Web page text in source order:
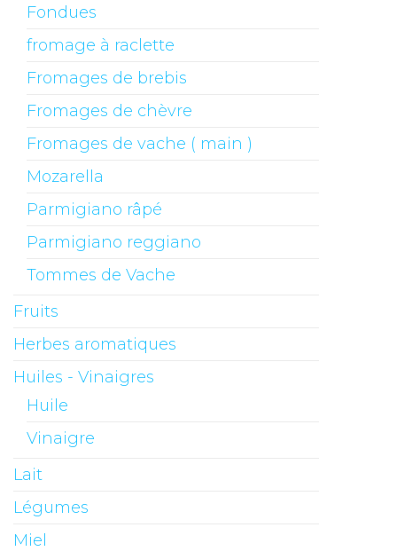
Fondues
fromage à raclette
Fromages de brebis
Fromages de chèvre
Fromages de vache ( main )
Mozarella
Parmigiano râpé
Parmigiano reggiano
Tommes de Vache
Fruits
Herbes aromatiques
Huiles - Vinaigres
Huile
Vinaigre
Lait
Légumes
Miel